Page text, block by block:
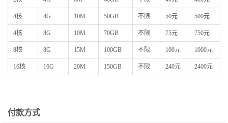
4核 4G 10M 50GB 不限 50元 500元
4核 8G 10M 70GB 不限 75元 750元
8核 8G 15M 100GB 不限 100元 1000元
16核 16G 20M 150GB 不限 240元 2400元
付款方式